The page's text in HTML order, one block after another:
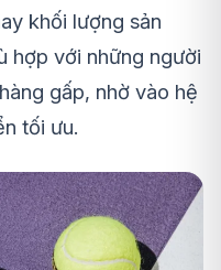
khối lượng sản
hợp với những người
gấp, nhờ vào hệ
tối ưu.